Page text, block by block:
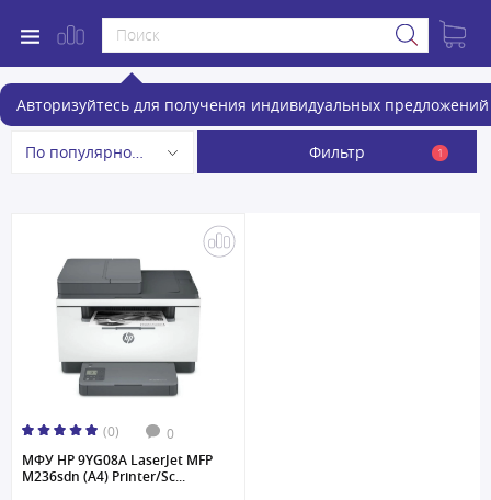
Авторизуйтесь для получения индивидуальных предложений
МФУ
По популярности Фильтр 1
(0) 0
МФУ HP 9YG08A LaserJet MFP
M236sdn (A4) Printer/Sc...